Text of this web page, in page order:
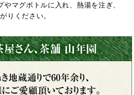
マグボトルに入れ、熱湯を注ぎ、
りください。